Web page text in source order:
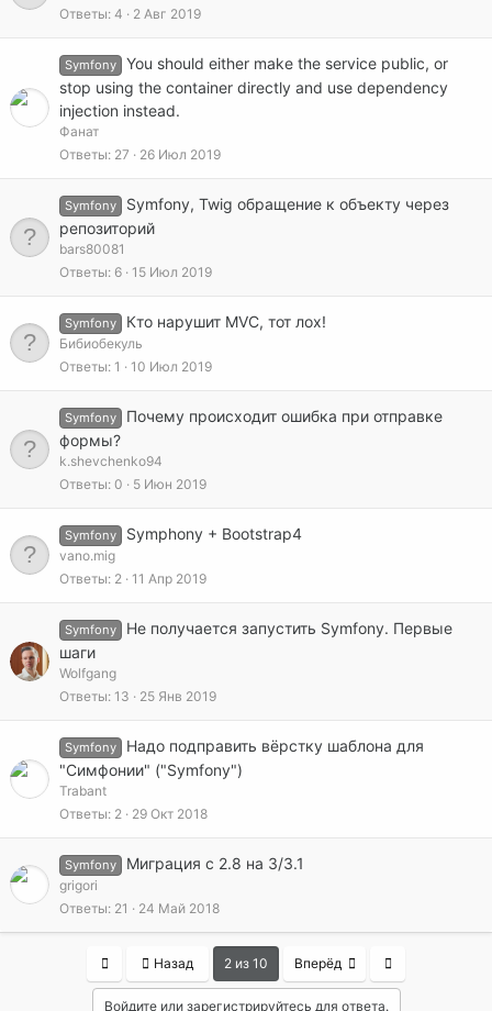
Ответы 4 2 Авг 2019
Symfony
You should either make the service public, or
stop using the container directly and use dependency
injection instead.
Фанат
Ответы 27 26 Июл 2019
Symfony
Symfony, Twig обращение к объекту через
репозиторий
bars80081
Ответы 6 15 Июл 2019
Symfony Кто нарушит MVC, тот лох!
Бибиобекуль
Ответы 1 10 Июл 2019
Symfony
Почему происходит ошибка при отправке
формы?
k.shevchenko94
Ответы 0 5 Июн 2019
Symfony Symphony + Bootstrap4
vano.mig
Ответы 2 11 Апр 2019
Symfony
Не получается запустить Symfony. Первые
шаги
Wolfgang
Ответы 13 25 Янв 2019
Symfony
Надо подправить вёрстку шаблона для
"Симфонии" ("Symfony")
Trabant
Ответы 2 29 Окт 2018
Symfony Миграция с 2.8 на 3/3.1
grigori
Ответы 21 24 Май 2018
Назад 2 из 10 Вперёд
Войдите или зарегистрируйтесь для ответа.